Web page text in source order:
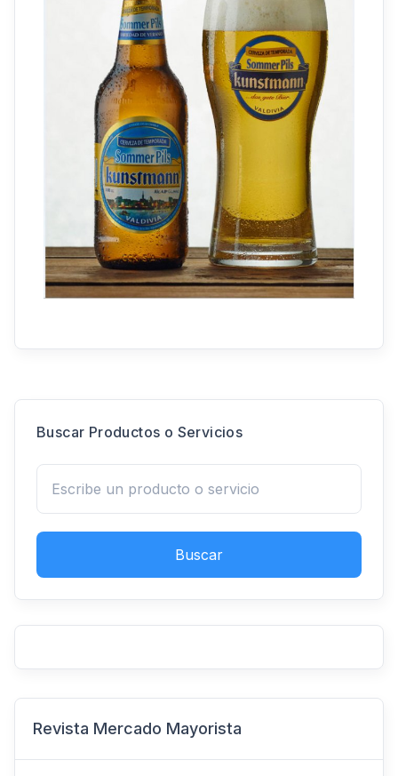
Buscar Productos o Servicios
Buscar
Revista Mercado Mayorista